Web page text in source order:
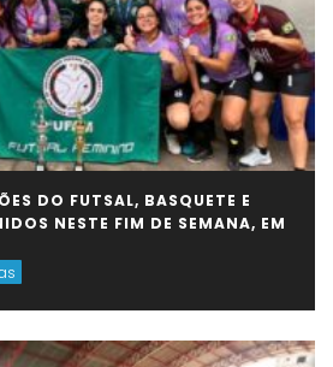
DO FUTSAL, BASQUETE E
NESTE FIM DE SEMANA, EM